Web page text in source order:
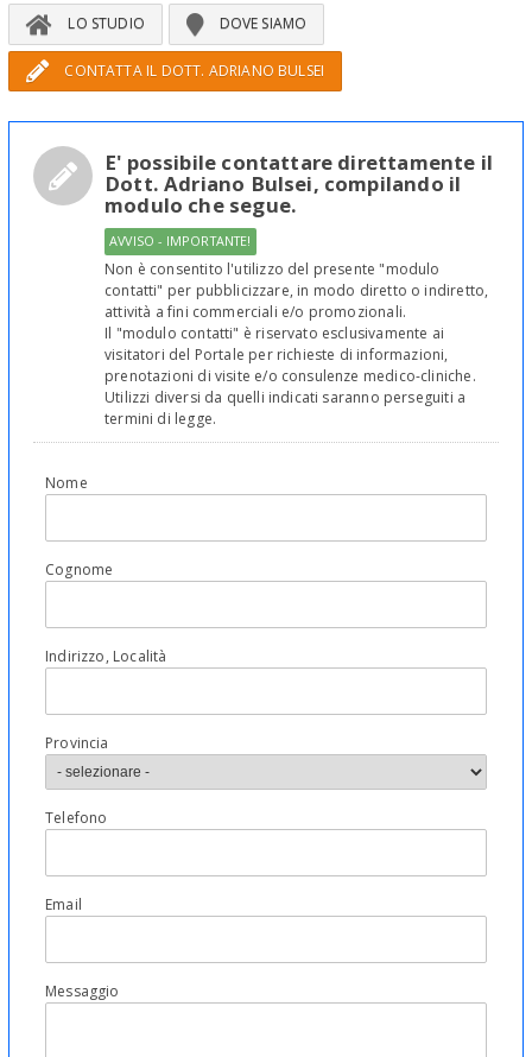
LO STUDIO DOVE SIAMO
CONTATTA IL DOTT. ADRIANO BULSEI
E' possibile contattare direttamente il
Dott. Adriano Bulsei, compilando il
modulo che segue.
AVVISO - IMPORTANTE!
Non è consentito l'utilizzo del presente "modulo
contatti" per pubblicizzare, in modo diretto o indiretto,
attività a fini commerciali e/o promozionali.
Il "modulo contatti" è riservato esclusivamente ai
visitatori del Portale per richieste di informazioni,
prenotazioni di visite e/o consulenze medico-cliniche.
Utilizzi diversi da quelli indicati saranno perseguiti a
termini di legge.
Nome
Cognome
Indirizzo, Località
Provincia
Telefono
Email
Messaggio